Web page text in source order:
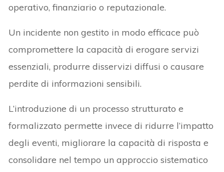
operativo, finanziario o reputazionale.
Un incidente non gestito in modo efficace può
compromettere la capacità di erogare servizi
essenziali, produrre disservizi diffusi o causare
perdite di informazioni sensibili.
L’introduzione di un processo strutturato e
formalizzato permette invece di ridurre l’impatto
degli eventi, migliorare la capacità di risposta e
consolidare nel tempo un approccio sistematico